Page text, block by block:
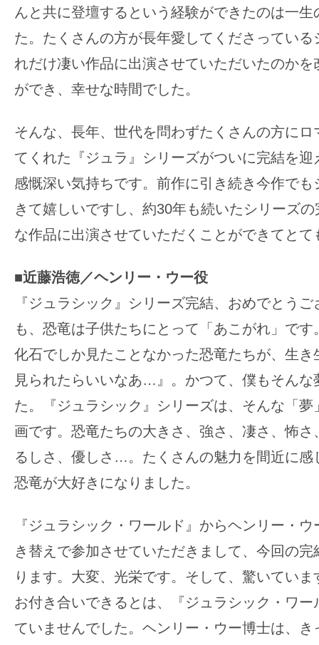
んと共に登壇するという経験ができたのは一
た。たくさんの方が長年愛してくださってい
れだけ凄い作品に出演させていただいたのか
ができ、幸せな時間でした。
そんな、長年、世代を問わずたくさんの方に
てくれた『ジュラ』シリーズがついに完結を
感慨深い気持ちです。前作に引き続き今作で
きて嬉しいですし、約30年も続いたシリーズ
な作品に出演させていただくことができてとて
■近藤浩徳／ヘンリー・ウー役
『ジュラシック』シリーズ完結、おめでとう
も、恐竜は子供たちにとって「あこがれ」で
化石でしか見たことなかった恐竜たちが、生き
見られたらいいなあ…』。かつて、僕もそんな
た。『ジュラシック』シリーズは、そんな「
画です。恐竜たちの大きさ、強さ、凄さ、怖
るしさ、優しさ…。たくさんの魅力を間近に感
恐竜が大好きになりました。
『ジュラシック・ワールド』からヘンリー・
き替えで参加させていただきまして、今回の
ります。大変、光栄です。そして、驚いてい
お付き合いできるとは、『ジュラシック・ワ
ていませんでした。ヘンリー・ウー博士は、